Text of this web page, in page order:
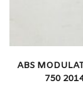
ABS
750